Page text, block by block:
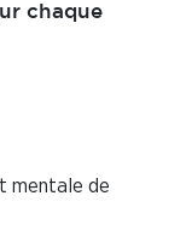
chaque
mentale de